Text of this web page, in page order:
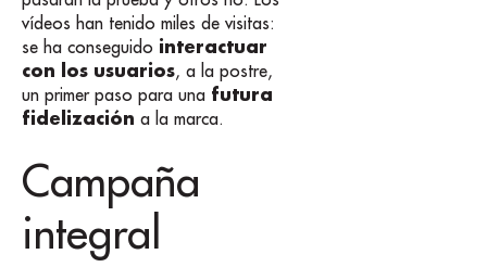
vídeos han tenido miles de visitas:
se ha conseguido interactuar
con los usuarios, a la postre,
un primer paso para una futura
fidelización a la marca.
Campaña
integral